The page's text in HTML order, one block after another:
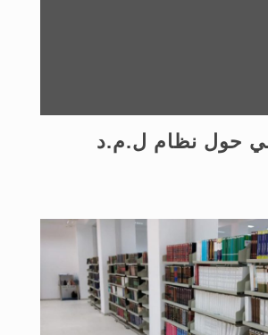
حول نظام ل.م.د